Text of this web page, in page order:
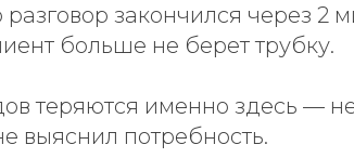
закончился через 2
больше не берет трубку.
теряются именно здесь —
выяснил потребность.